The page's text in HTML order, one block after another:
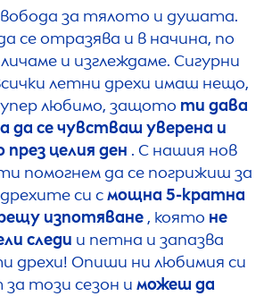
за тялото и душата.
се отразява и в начина, по
и изглеждаме. Сигурни
летни дрехи имаш нещо,
любимо, защото ти дава
да се чувстваш уверена и
целия ден . С нашия нов
помогнем да се погрижиш за
си смощна 5-кратна
изпотяване , която не
следи и петна и запазва
дрехи! Опиши ни любимия си
този сезон и можеш да